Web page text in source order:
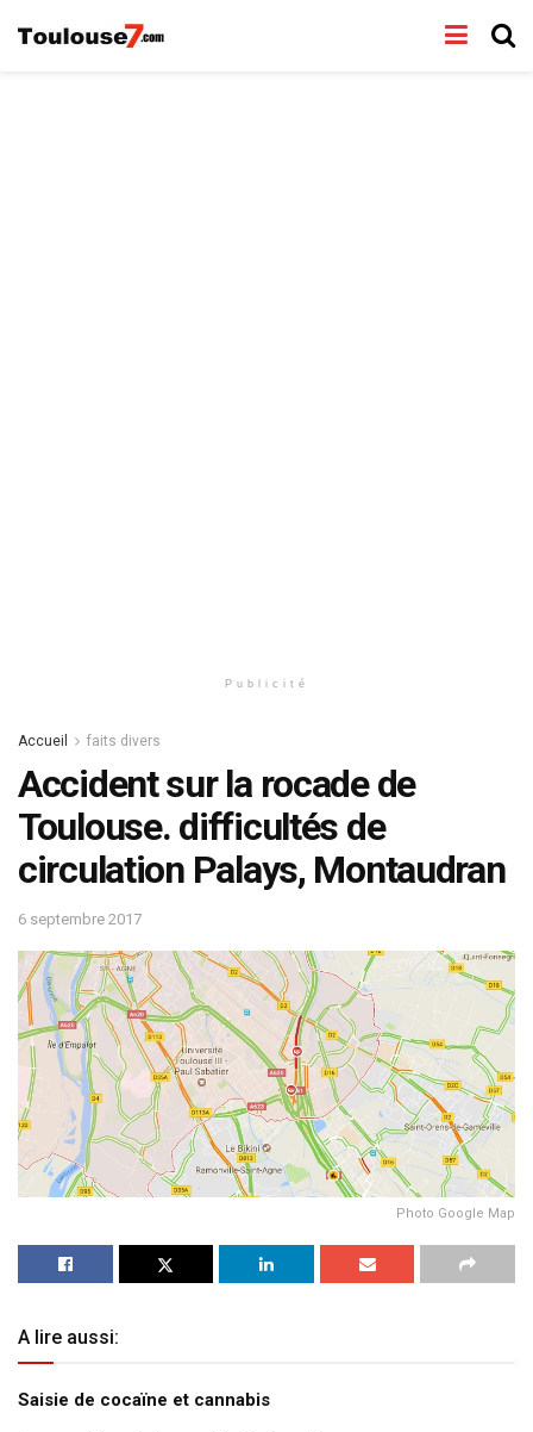
Publicité
Accueil faits divers
Accident sur la rocade de
Toulouse. difficultés de
circulation Palays, Montaudran
6 septembre 2017
Photo Google Map
A lire aussi:
Saisie de cocaïne et cannabis